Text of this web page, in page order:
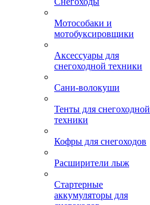
Мотособаки и
мотобуксировщики
Аксессуары для
снегоходной техники
Сани-волокуши
Тенты для снегоходной
техники
Кофры для снегоходов
Расширители лыж
Стартерные
аккумуляторы для